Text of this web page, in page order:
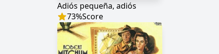
Adiós pequeña, adiós
73%Score